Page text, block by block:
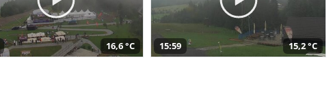
16,6 °C 15:59 15,2 °C